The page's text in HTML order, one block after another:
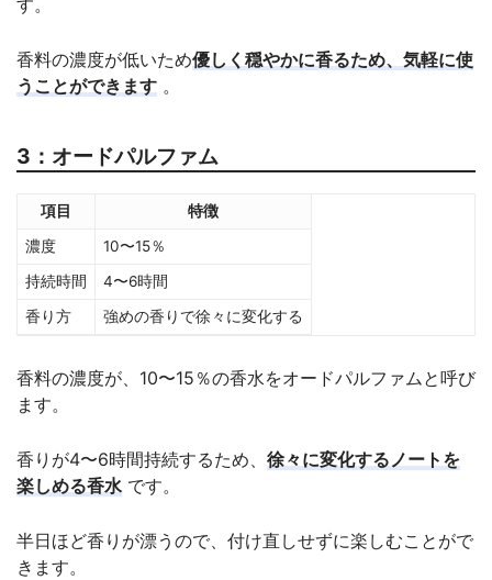
香料の濃度が低いため優しく穏やかに香るため、気軽に使
うことができます 。
3：オードパルファム
項目
特徴
濃度
10〜15％
持続時間
4〜6時間
香り方
強めの香りで徐々に変化する
香料の濃度が、10〜15％の香水をオードパルファムと呼び
ます。
香りが4〜6時間持続するため、 徐々に変化するノートを
楽しめる香水です。
半日ほど香りが漂うので、付け直しせずに楽しむことがで
きます。